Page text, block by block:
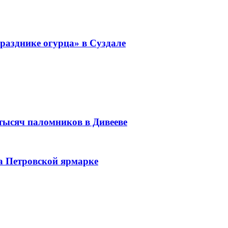
огурца» в Суздале
паломников в Дивееве
Петровской ярмарке